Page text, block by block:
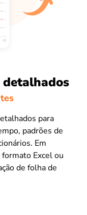
para
padrões de
Em
Excel ou
de folha de